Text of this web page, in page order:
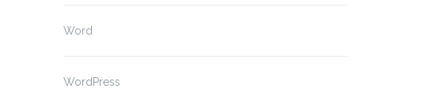
Word
WordPress